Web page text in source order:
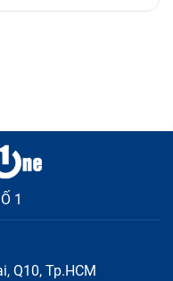
1
Q10, Tp.HCM